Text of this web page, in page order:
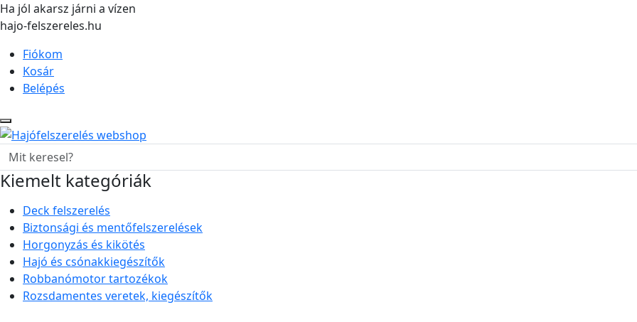
Ha jól akarsz járni a vízen
hajo-felszereles.hu
Fiókom
Kosár
Belépés
Kiemelt kategóriák
Deck felszerelés
Biztonsági és mentőfelszerelések
Horgonyzás és kikötés
Hajó és csónakkiegészítők
Robbanómotor tartozékok
Rozsdamentes veretek, kiegészítők